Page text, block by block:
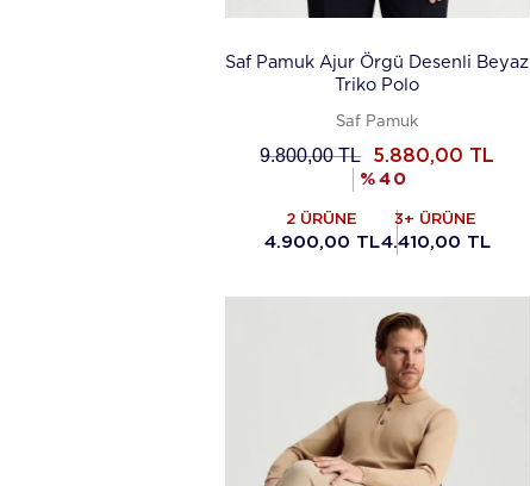
Saf Pamuk Ajur Örgü Desenli Beyaz
Triko Polo
Saf Pamuk
9.800,00TL 5.880,00 TL
% 40
2 ÜRÜNE
4.900,00 TL
3+ ÜRÜNE
4.410,00 TL